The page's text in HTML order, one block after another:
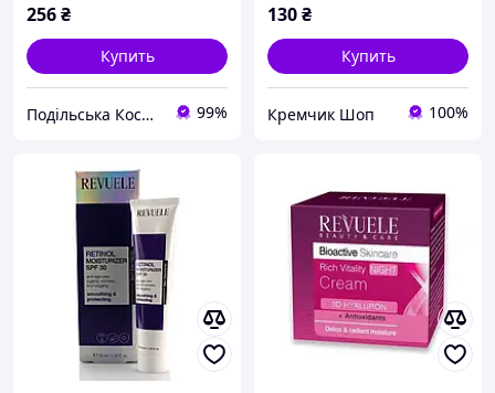
256₴
Купить
Подільська Косметична Компанія 99%
130₴
Купить
Кремчик Шоп 100%